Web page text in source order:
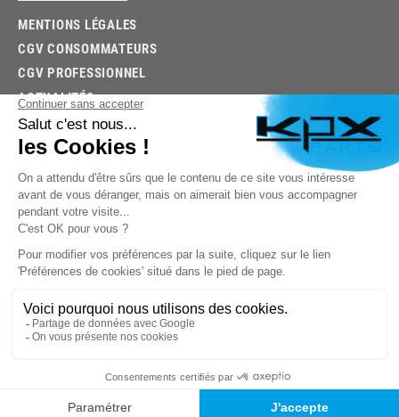
03.85.32.96.74
© 2026 -KPX PARTS- SITE CRÉÉ PARLET'S CLIC
MENTIONS LÉGALES
CGV CONSOMMATEURS
CGV PROFESSIONNEL
ACTUALITÉS
TROUVEZ LA BONNE PIÈCE RAPIDEMENT
03.85.32.96.74